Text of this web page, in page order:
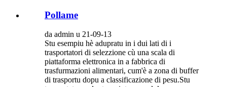
Pollame
da admin u 21-09-13
Stu esempiu hè adupratu in i dui lati di i
trasportatori di selezzione cù una scala di
piattaforma elettronica in a fabbrica di
trasfurmazioni alimentari, cum'è a zona di buffer
di trasportu dopu a classificazione di pesu.Stu